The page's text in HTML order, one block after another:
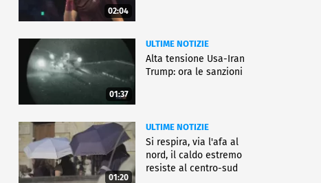
02:04
01:37
ULTIME NOTIZIE
Alta tensione Usa-Iran
Trump: ora le sanzioni
01:20
ULTIME NOTIZIE
Si respira, via l'afa al
nord, il caldo estremo
resiste al centro-sud